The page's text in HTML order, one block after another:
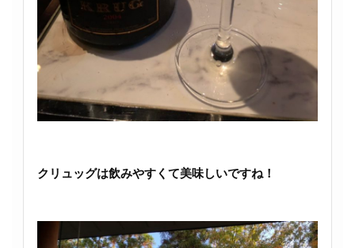
クリュッグは飲みやすくて美味しいですね！